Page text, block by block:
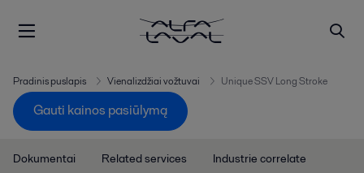
Pradinis puslapis Vienalizdžiai vožtuvai Unique SSV Long Stroke
Gauti kainos pasiūlymą
Dokumentai Related services Industrie correlate